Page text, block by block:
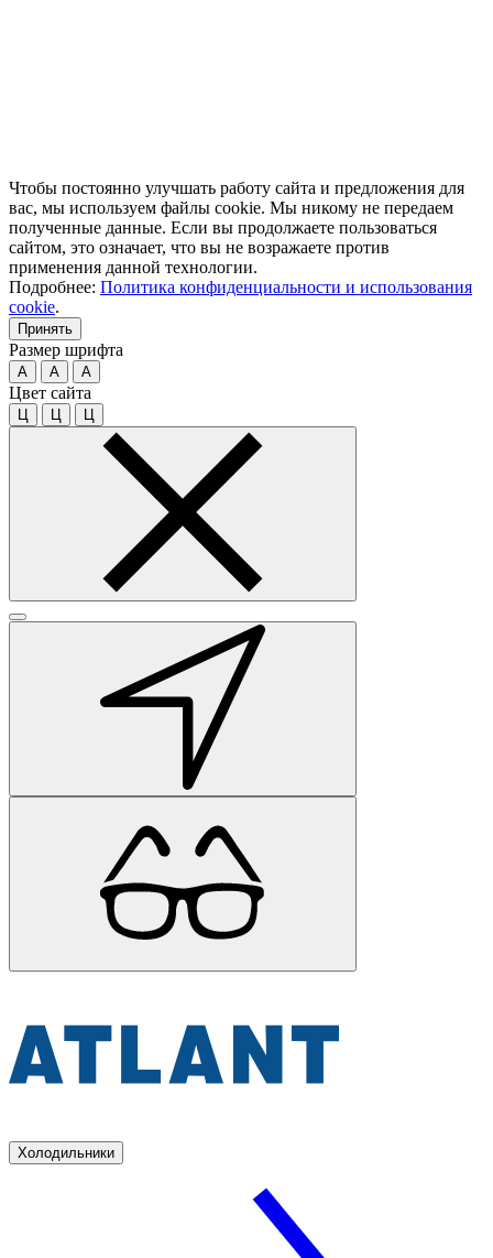
Чтобы постоянно улучшать работу сайта и предложения для
вас, мы используем файлы cookie. Мы никому не передаем
полученные данные. Если вы продолжаете пользоваться
сайтом, это означает, что вы не возражаете против
применения данной технологии.
Подробнее: Политика конфиденциальности и использования
cookie.
Принять
Размер шрифта
A A A
Цвет сайта
Ц Ц Ц
Холодильники